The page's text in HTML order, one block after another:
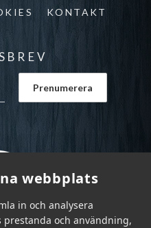
webbplats
in och analysera
och användning,
KONTAKT